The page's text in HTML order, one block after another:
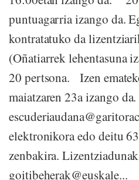
puntuagarria izango da.
kontratatuko da
(Oñatiarrek lehentasuna
20 pertsona. Izen
maiatzaren 23a izango
elektronikora edo deitu
zenbakira. Lizentziadunak
goitibeherak@euskale...